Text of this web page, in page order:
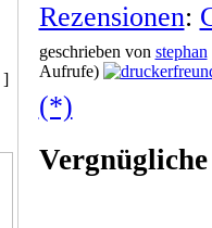
]
Rezensionen:
geschrieben von stephan
Aufrufe)
(*)